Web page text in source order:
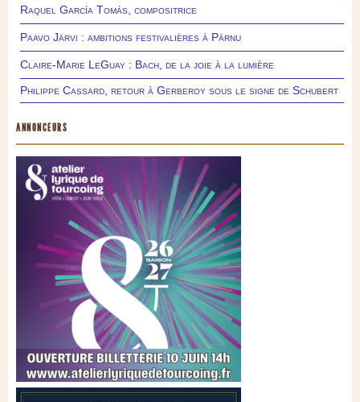
Raquel García Tomás, compositrice
Paavo Järvi : ambitions festivalières à Pärnu
Claire-Marie LeGuay : Bach, de la joie à la lumière
Philippe Cassard, retour à Gerberoy sous le signe de Schubert
ANNONCEURS